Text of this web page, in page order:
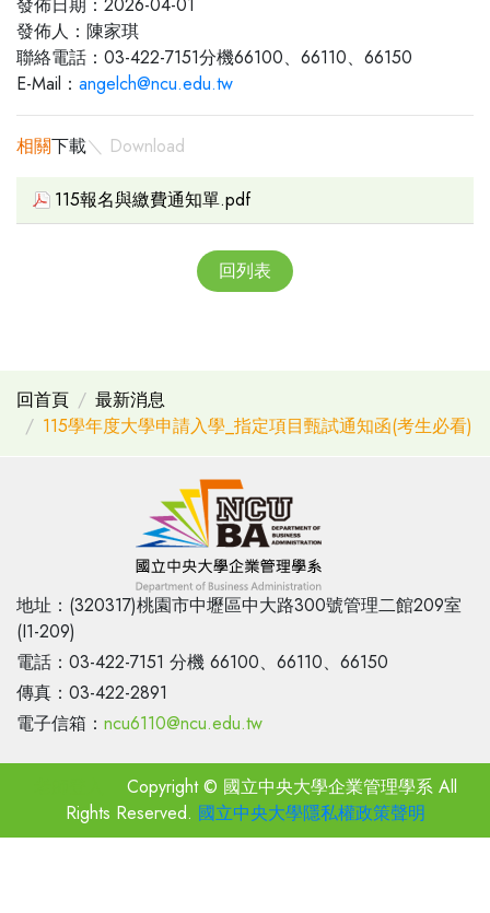
發佈人：陳家琪
聯絡電話：03-422-7151分機66100、66110、66150
E-Mail： angelch@ncu.edu.tw
相關下載＼ Download
115報名與繳費通知單.pdf
回列表
回首頁
最新消息
115學年度大學申請入學_指定項目甄試通知函(考生必看)
地址：(320317)桃園市中壢區中大路300號管理二館209室
(I1-209)
電話：03-422-7151 分機 66100、66110、66150
傳真：03-422-2891
電子信箱： ncu6110@ncu.edu.tw
Copyright © 國立中央大學企業管理學系 All
Rights Reserved. 國立中央大學隱私權政策聲明